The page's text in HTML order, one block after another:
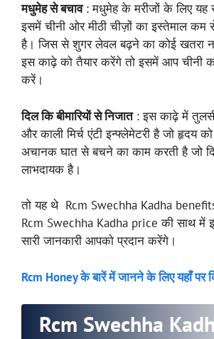
मधुमेह से बचाव: मधुमेह के मरीजों के लिए यह
इसमें चीनी ओर मीठी चीज़ों का इस्तेमाल कम
है। जिस से शुगर लेवल बढ़ने का कोई खतरा
इस काढ़े को तैयार करेंगे तो इसमें आप चीनी
करें।
दिल कि बीमारियों से निजात: इस काढ़े में तुलसी
और काली मिर्च एंटी इन्फ्लेमेटरी है जो हृदय
अचानक घात से बचने का काम करती है जो
लाभदायक है।
तो यह थे Rcm Swechha Kadha
Rcm Swechha Kadha price की साथ में
सारी जानकारी आपको प्रदान करेंगे।
Rcm Honey के बारें में जानने के लिए यहाँ पर
Rcm Swechha